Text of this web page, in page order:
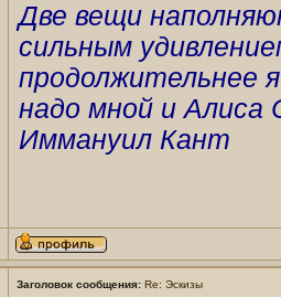
Две вещи
сильным
продолжительнее
надо мной и Алиса
Иммануил Кант
Заголовок сообщения: Re: Эскизы